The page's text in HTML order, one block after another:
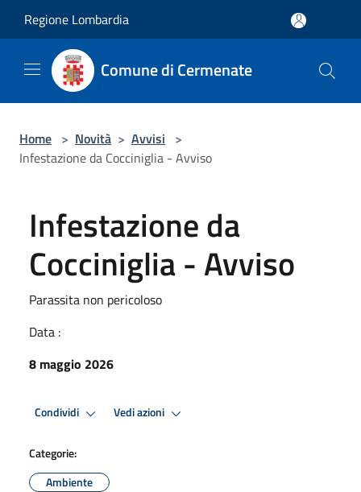
Regione Lombardia
Comune di Cermenate
Home > Novità > Avvisi >
Infestazione da Cocciniglia - Avviso
Infestazione da
Cocciniglia - Avviso
Parassita non pericoloso
Data :
8 maggio 2026
Condividi Vedi azioni
Categorie:
Ambiente